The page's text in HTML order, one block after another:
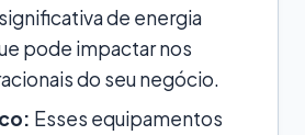
de energia
pode impactar nos
do seu negócio.
Esses equipamentos